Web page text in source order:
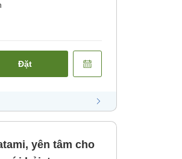
Đặt
yên tâm cho